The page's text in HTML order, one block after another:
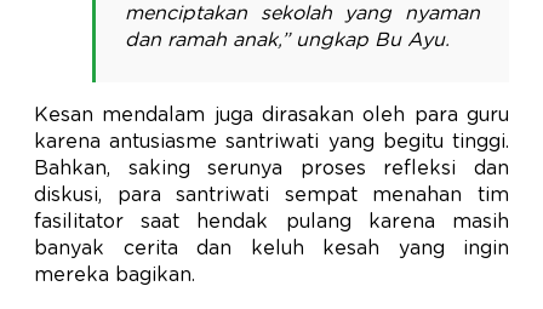
menciptakan sekolah yang nyaman
dan ramah anak,” ungkap Bu Ayu.
Kesan mendalam juga dirasakan oleh para guru
karena antusiasme santriwati yang begitu tinggi.
Bahkan, saking serunya proses refleksi dan
diskusi, para santriwati sempat menahan tim
fasilitator saat hendak pulang karena masih
banyak cerita dan keluh kesah yang ingin
mereka bagikan.